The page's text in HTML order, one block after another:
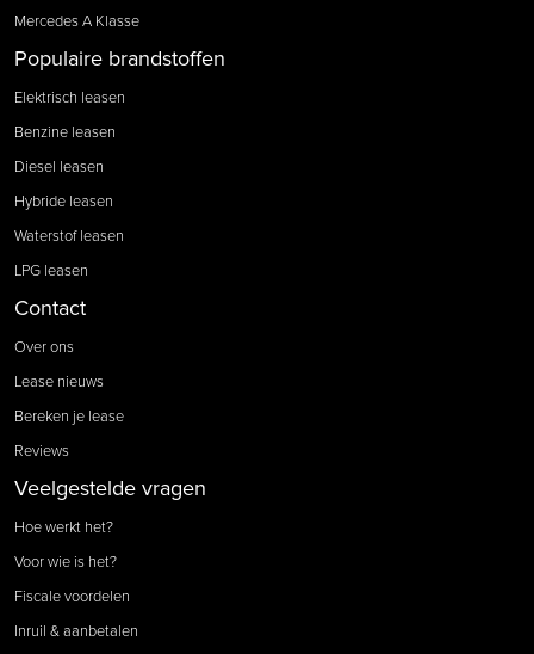
Mercedes A Klasse
Populaire brandstoffen
Elektrisch leasen
Benzine leasen
Diesel leasen
Hybride leasen
Waterstof leasen
LPG leasen
Contact
Over ons
Lease nieuws
Bereken je lease
Reviews
Veelgestelde vragen
Hoe werkt het?
Voor wie is het?
Fiscale voordelen
Inruil & aanbetalen